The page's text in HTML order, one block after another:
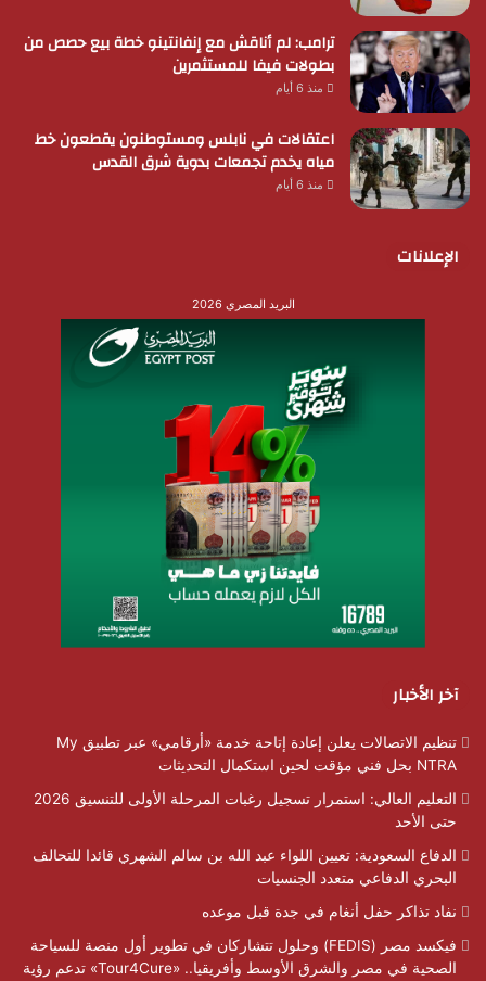
ترامب: لم أناقش مع إنفانتينو خطة بيع حصص من
بطولات فيفا للمستثمرين
منذ 6 أيام
اعتقالات في نابلس ومستوطنون يقطعون خط
مياه يخدم تجمعات بدوية شرق القدس
منذ 6 أيام
الإعلانات
البريد المصري 2026
آخر الأخبار
تنظيم الاتصالات يعلن إعادة إتاحة خدمة «أرقامي» عبر تطبيق My
NTRA بحل فني مؤقت لحين استكمال التحديثات
التعليم العالي: استمرار تسجيل رغبات المرحلة الأولى للتنسيق 2026
حتى الأحد
الدفاع السعودية: تعيين اللواء عبد الله بن سالم الشهري قائدا للتحالف
البحري الدفاعي متعدد الجنسيات
نفاد تذاكر حفل أنغام في جدة قبل موعده
فيكسد مصر (FEDIS) وحلول تتشاركان في تطوير أول منصة للسياحة
الصحية في مصر والشرق الأوسط وأفريقيا.. «Tour4Cure» تدعم رؤية